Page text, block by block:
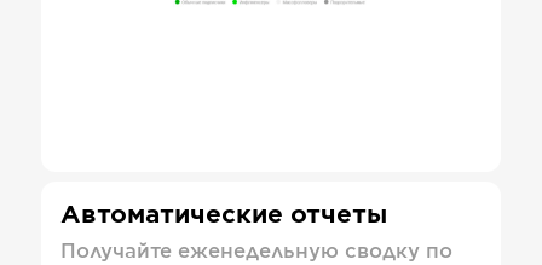
Автоматические отчеты
Получайте еженедельную сводку по